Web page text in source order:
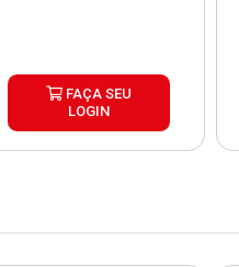
FAÇA SEU
LOGIN